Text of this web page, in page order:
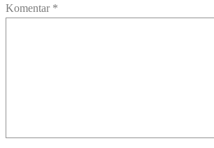
Komentar *